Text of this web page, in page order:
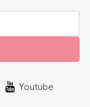
Youtube